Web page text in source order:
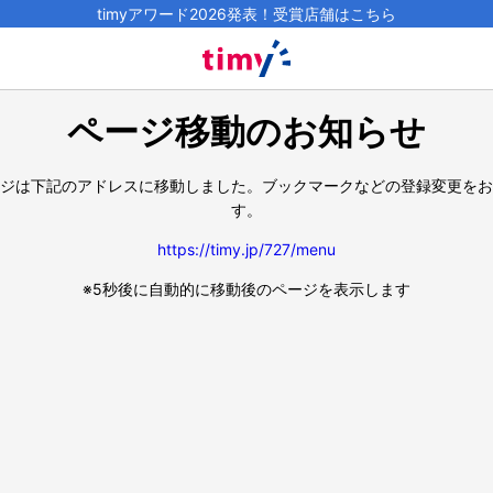
timyアワード2026発表！受賞店舗はこちら
ページ移動のお知らせ
は下記のアドレスに移動しました。 ブックマークなどの登録変更を
す。
https://timy.jp/727/menu
※5秒後に自動的に移動後のページを表示します